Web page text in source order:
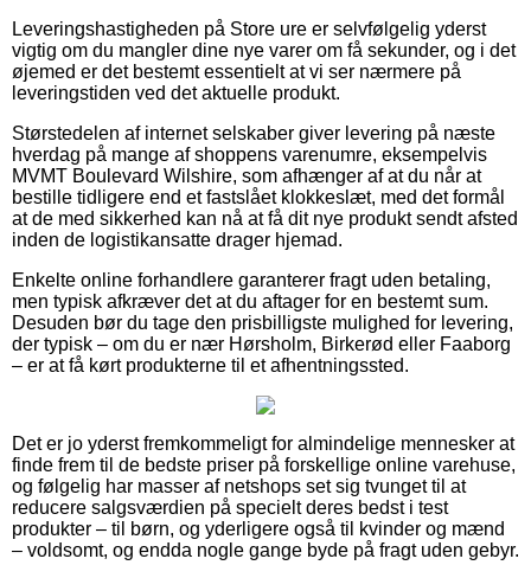
Leveringshastigheden på Store ure er selvfølgelig yderst
vigtig om du mangler dine nye varer om få sekunder, og i det
øjemed er det bestemt essentielt at vi ser nærmere på
leveringstiden ved det aktuelle produkt.
Størstedelen af internet selskaber giver levering på næste
hverdag på mange af shoppens varenumre, eksempelvis
MVMT Boulevard Wilshire, som afhænger af at du når at
bestille tidligere end et fastslået klokkeslæt, med det formål
at de med sikkerhed kan nå at få dit nye produkt sendt afsted
inden de logistikansatte drager hjemad.
Enkelte online forhandlere garanterer fragt uden betaling,
men typisk afkræver det at du aftager for en bestemt sum.
Desuden bør du tage den prisbilligste mulighed for levering,
der typisk – om du er nær Hørsholm, Birkerød eller Faaborg
– er at få kørt produkterne til et afhentningssted.
Det er jo yderst fremkommeligt for almindelige mennesker at
finde frem til de bedste priser på forskellige online varehuse,
og følgelig har masser af netshops set sig tvunget til at
reducere salgsværdien på specielt deres bedst i test
produkter – til børn, og yderligere også til kvinder og mænd
– voldsomt, og endda nogle gange byde på fragt uden gebyr.